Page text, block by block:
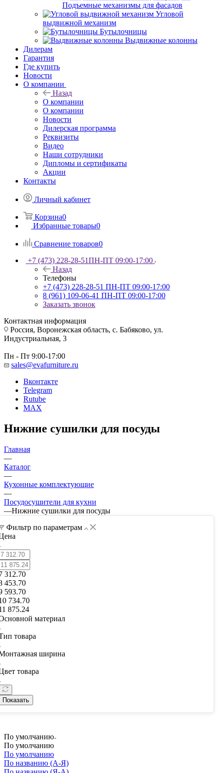
Подъемные механизмы для фасадов
Угловой
выдвижной механизм
Бутылочницы
Выдвижные колонны
Дилерам
Гарантия
Где купить
Новости
О компании
Назад
О компании
О компании
Новости
Дилерская программа
Реквизиты
Видео
Наши сотрудники
Дипломы и сертификаты
Акции
Контакты
Личный кабинет
Корзина0
Избранные товары0
Сравнение товаров0
+7 (473) 228-28-51ПН-ПТ 09:00-17:00
Назад
Телефоны
+7 (473) 228-28-51 ПН-ПТ 09:00-17:00
8 (961) 109-06-41 ПН-ПТ 09:00-17:00
Заказать звонок
Контактная информация
Россия, Воронежская область, с. Бабяково, ул.
Индустриальная, 3
Пн - Пт 9:00-17:00
sales@evafurniture.ru
Вконтакте
Telegram
Rutube
MAX
Нижние сушилки для посуды
Главная
—
Каталог
—
Кухонные комплектующие
—
Посудосушители для кухни
—Нижние сушилки для посуды
Фильтр по параметрам
312.70
453.70
593.70
734.70
875.24
материал
товара
ширина
товара
Показать
По умолчанию
По умолчанию
По умолчанию
По названию (А-Я)